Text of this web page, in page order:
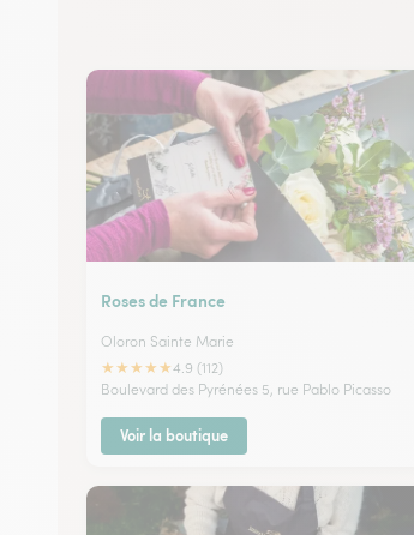
Roses de France
Oloron Sainte Marie
★★★★★4.9 (112)
Boulevard des Pyrénées 5, rue Pablo Picasso
Voir la boutique